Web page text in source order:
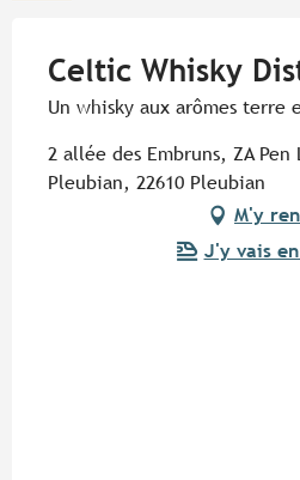
Celtic Whisky
Un whisky aux arômes terre
2 allée des Embruns, ZA Pen
Pleubian, 22610 Pleubian
M'y
J'y vais